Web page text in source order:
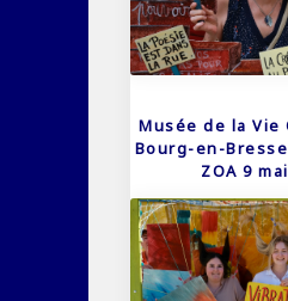
Musée de la Vie
Bourg-en-
ZOA 9